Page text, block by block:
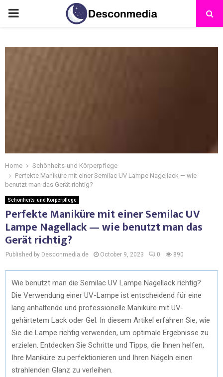
Home
Schönheits-und Körperpflege
Perfekte Maniküre mit einer Semilac UV Lampe Nagellack — wie
benutzt man das Gerät richtig?
Schönheits-und Körperpflege
Perfekte Maniküre mit einer Semilac UV
Lampe Nagellack — wie benutzt man das
Gerät richtig?
Published by Desconmedia.de October 9, 2023 0 890
Wie benutzt man die Semilac UV Lampe Nagellack richtig?
Die Verwendung einer UV-Lampe ist entscheidend für eine
lang anhaltende und professionelle Maniküre mit UV-
gehärtetem Lack oder Gel. In diesem Artikel erfahren Sie, wie
Sie die Lampe richtig verwenden, um optimale Ergebnisse zu
erzielen. Entdecken Sie Schritte und Tipps, die Ihnen helfen,
Ihre Maniküre zu perfektionieren und Ihren Nägeln einen
strahlenden Glanz zu verleihen.